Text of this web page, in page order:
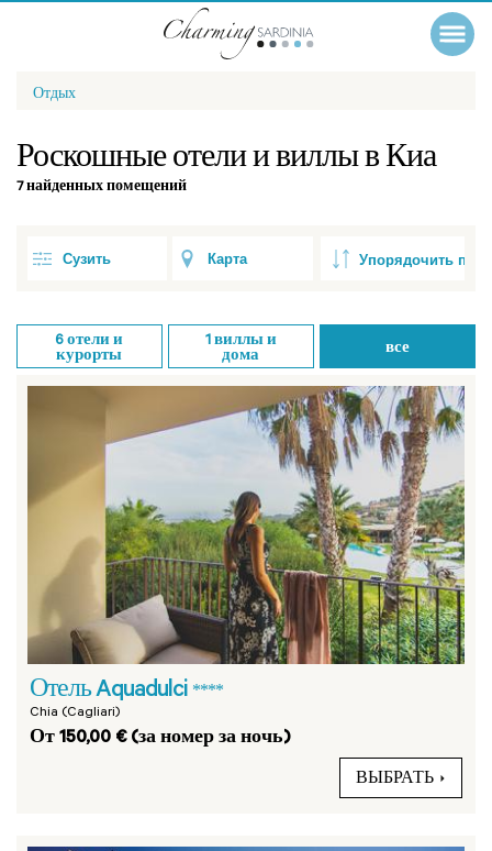
Отдых
Роскошные отели и виллы в Киа
7 найденных помещений
Сузить Карта
6 отели и
курорты
1виллы и
дома
все
Отель Aquadulci ****
Chia (Cagliari)
От 150,00 € (за номер за ночь)
ВЫБРАТЬ